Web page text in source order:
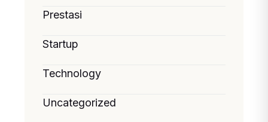
Prestasi
Startup
Technology
Uncategorized